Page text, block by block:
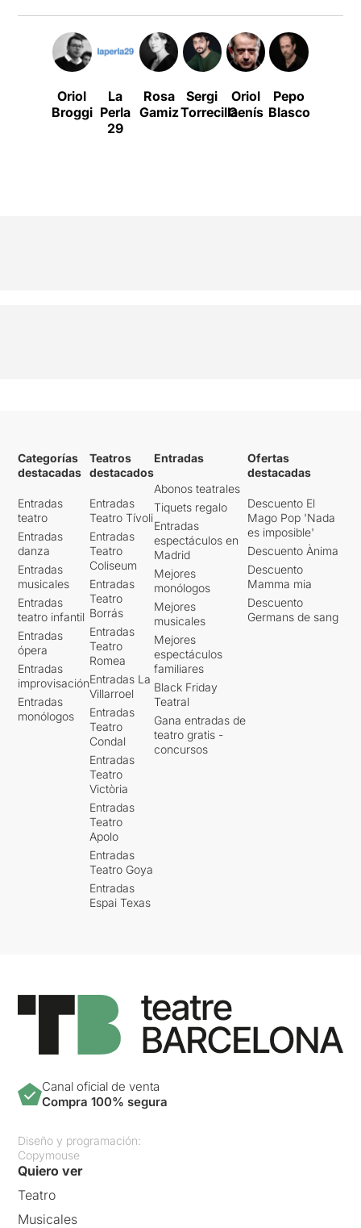
Oriol
Broggi
La
Perla
29
Rosa
Gamiz
Sergi
Torrecilla
Oriol
Genís
Pepo
Blasco
Categorías
destacadas
Entradas
teatro
Entradas
danza
Entradas
musicales
Entradas
teatro infantil
Entradas
ópera
Entradas
improvisación
Entradas
monólogos
Teatros
destacados
Entradas
Teatro Tívoli
Entradas
Teatro
Coliseum
Entradas
Teatro
Borrás
Entradas
Teatro
Romea
Entradas La
Villarroel
Entradas
Teatro
Condal
Entradas
Teatro
Victòria
Entradas
Teatro
Apolo
Entradas
Teatro Goya
Entradas
Espai Texas
Entradas
Abonos teatrales
Tiquets regalo
Entradas
espectáculos en
Madrid
Mejores
monólogos
Mejores
musicales
Mejores
espectáculos
familiares
Black Friday
Teatral
Gana entradas de
teatro gratis -
concursos
Ofertas
destacadas
Descuento El
Mago Pop 'Nada
es imposible'
Descuento Ànima
Descuento
Mamma mia
Descuento
Germans de sang
Canal oficial de venta
Compra 100% segura
Diseño y programación:
Copymouse
Quiero ver
Teatro
Musicales